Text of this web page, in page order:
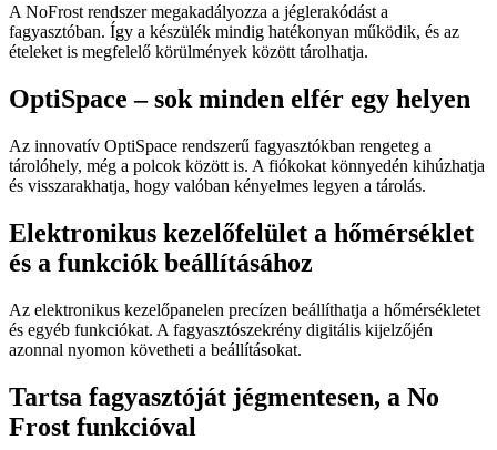
A NoFrost rendszer megakadályozza a jéglerakódást a
fagyasztóban. Így a készülék mindig hatékonyan működik, és az
ételeket is megfelelő körülmények között tárolhatja.
OptiSpace – sok minden elfér egy helyen
Az innovatív OptiSpace rendszerű fagyasztókban rengeteg a
tárolóhely, még a polcok között is. A fiókokat könnyedén kihúzhatja
és visszarakhatja, hogy valóban kényelmes legyen a tárolás.
Elektronikus kezelőfelület a hőmérséklet
és a funkciók beállításához
Az elektronikus kezelőpanelen precízen beállíthatja a hőmérsékletet
és egyéb funkciókat. A fagyasztószekrény digitális kijelzőjén
azonnal nyomon követheti a beállításokat.
Tartsa fagyasztóját jégmentesen, a No
Frost funkcióval